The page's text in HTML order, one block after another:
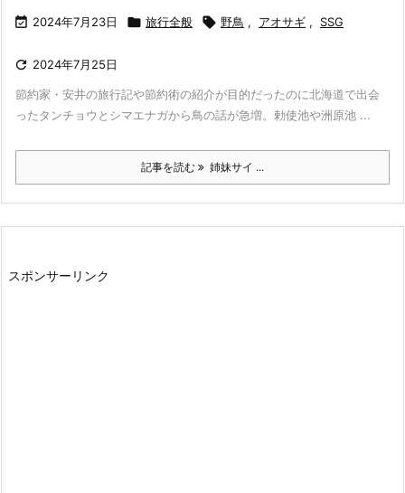
 2024年7月23日  旅行全般  野鳥 , アオサギ , SSG
 2024年7月25日
節約家・安井の旅行記や節約術の紹介が目的だったのに北海道で出会
ったタンチョウとシマエナガから鳥の話が急増。勅使池や洲原池 ...
記事を読む 姉妹サイ ...
スポンサーリンク